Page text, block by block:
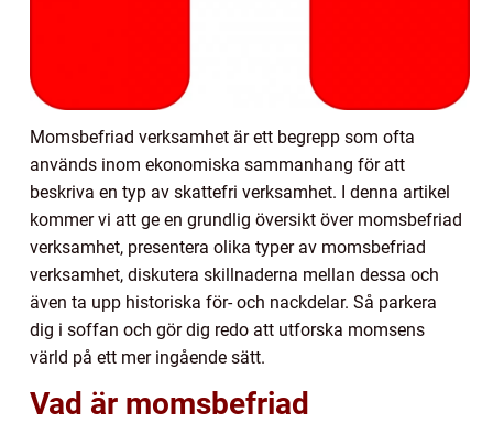
Momsbefriad verksamhet är ett begrepp som ofta
används inom ekonomiska sammanhang för att
beskriva en typ av skattefri verksamhet. I denna artikel
kommer vi att ge en grundlig översikt över momsbefriad
verksamhet, presentera olika typer av momsbefriad
verksamhet, diskutera skillnaderna mellan dessa och
även ta upp historiska för- och nackdelar. Så parkera
dig i soffan och gör dig redo att utforska momsens
värld på ett mer ingående sätt.
Vad är momsbefriad